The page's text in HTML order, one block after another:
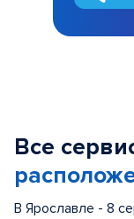
Все
В Ярославле - 8